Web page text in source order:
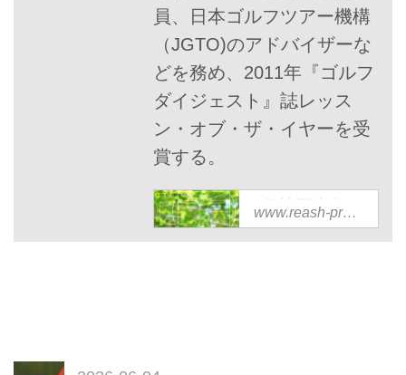
員、日本ゴルフツアー機構
（JGTO)のアドバイザーな
どを務め、2011年『ゴルフ
ダイジェスト』誌レッス
ン・オブ・ザ・イヤーを受
賞する。
一般社団法人レ
ッシュ・プロジ
ェクト |
www.reash-project.net